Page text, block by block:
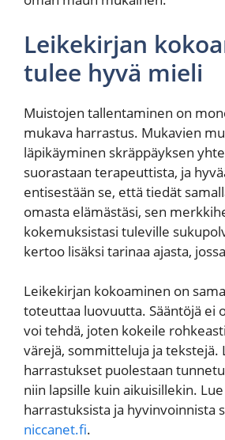
Leikekirjan
tulee hyvä mieli
Muistojen tallentaminen on
mukava harrastus. Mukavien
läpikäyminen skräppäyksen
suorastaan terapeuttista, ja
entisestään se, että tiedät
omasta elämästäsi, sen
kokemuksistasi tuleville
kertoo lisäksi tarinaa ajasta,
Leikekirjan kokoaminen on
toteuttaa luovuutta. Sääntöjä ei
voi tehdä, joten kokeile
värejä, sommitteluja ja tekstejä.
harrastukset puolestaan
niin lapsille kuin aikuisillekin. Lue
harrastuksista ja hyvinvoinnista
niccanet.fi.